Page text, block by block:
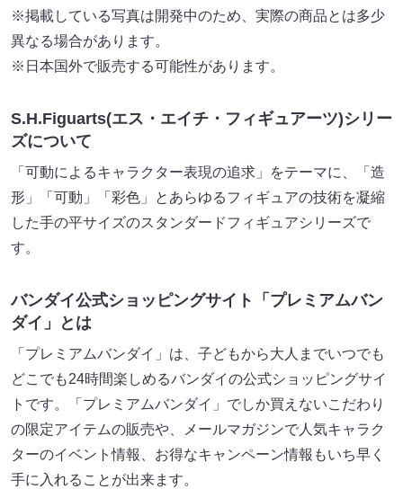
※掲載している写真は開発中のため、実際の商品とは多少
異なる場合があります。
※日本国外で販売する可能性があります。
S.H.Figuarts(エス・エイチ・フィギュアーツ)シリー
ズについて
「可動によるキャラクター表現の追求」をテーマに、「造
形」「可動」「彩色」とあらゆるフィギュアの技術を凝縮
した手の平サイズのスタンダードフィギュアシリーズで
す。
バンダイ公式ショッピングサイト「プレミアムバン
ダイ」とは
「プレミアムバンダイ」は、子どもから大人までいつでも
どこでも24時間楽しめるバンダイの公式ショッピングサイ
トです。「プレミアムバンダイ」でしか買えないこだわり
の限定アイテムの販売や、メールマガジンで人気キャラク
ターのイベント情報、お得なキャンペーン情報もいち早く
手に入れることが出来ます。